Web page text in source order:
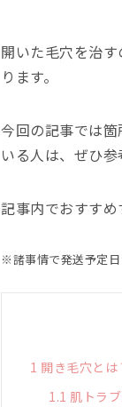
開いた毛穴を治
ります。
今回の記事では
いる人は、ぜひ参
記事内でおすす
※諸事情で発送予定
1 開き毛穴と
1.1 肌トラ